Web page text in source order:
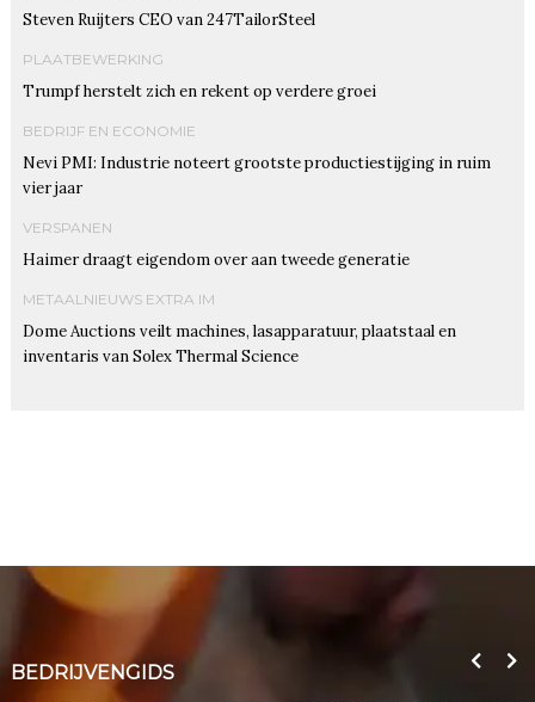
Steven Ruijters CEO van 247TailorSteel
PLAATBEWERKING
Trumpf herstelt zich en rekent op verdere groei
BEDRIJF EN ECONOMIE
Nevi PMI: Industrie noteert grootste productiestijging in ruim
vier jaar
VERSPANEN
Haimer draagt eigendom over aan tweede generatie
METAALNIEUWS EXTRA IM
Dome Auctions veilt machines, lasapparatuur, plaatstaal en
inventaris van Solex Thermal Science
BEDRIJVENGIDS